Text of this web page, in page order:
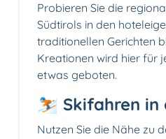
Probieren Sie die
Südtirols in den
traditionellen Gerichten
Kreationen wird hier für
etwas geboten.
⛷️ Skifahren in
Nutzen Sie die Nähe zu